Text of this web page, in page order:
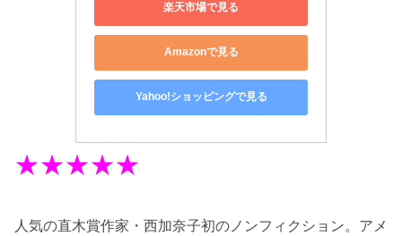
楽天市場で見る
Amazonで見る
Yahoo!ショッピングで見る
★★★★★
人気の直木賞作家・西加奈子初のノンフィクション。アメ